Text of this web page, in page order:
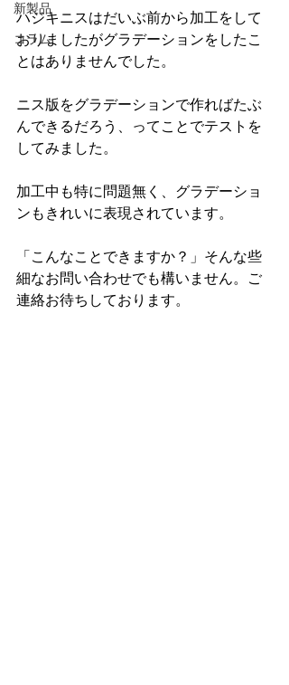
新製品
コラム
ハジキニスはだいぶ前から加工をして
おりましたがグラデーションをしたこ
とはありませんでした。
ニス版をグラデーションで作ればたぶ
んできるだろう、ってことでテストを
してみました。
加工中も特に問題無く、グラデーショ
ンもきれいに表現されています。
「こんなことできますか？」そんな些
細なお問い合わせでも構いません。ご
連絡お待ちしております。